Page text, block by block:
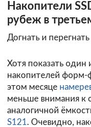
Накопители
рубеж в
Догнать и
Хотя показать один
накопителей форм-
этом месяце
меньше внимания к
аналогичной
S121. Очевидно,